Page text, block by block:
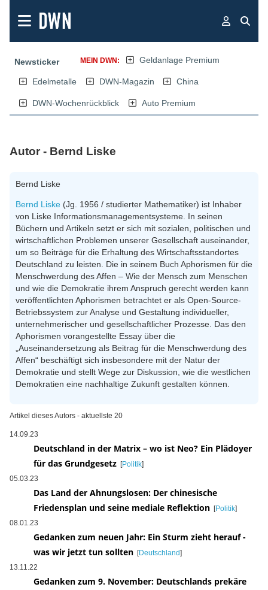
Newsticker MEIN DWN: Geldanlage Premium
Edelmetalle DWN-Magazin China
DWN-Wochenrückblick Auto Premium
Autor - Bernd Liske
Bernd Liske
Bernd Liske (Jg. 1956 / studierter Mathematiker) ist Inhaber
von Liske Informationsmanagementsysteme. In seinen
Büchern und Artikeln setzt er sich mit sozialen, politischen und
wirtschaftlichen Problemen unserer Gesellschaft auseinander,
um so Beiträge für die Erhaltung des Wirtschaftsstandortes
Deutschland zu leisten. Die in seinem Buch Aphorismen für die
Menschwerdung des Affen – Wie der Mensch zum Menschen
und wie die Demokratie ihrem Anspruch gerecht werden kann
veröffentlichten Aphorismen betrachtet er als Open-Source-
Betriebssystem zur Analyse und Gestaltung individueller,
unternehmerischer und gesellschaftlicher Prozesse. Das den
Aphorismen vorangestellte Essay über die
„Auseinandersetzung als Beitrag für die Menschwerdung des
Affen“ beschäftigt sich insbesondere mit der Natur der
Demokratie und stellt Wege zur Diskussion, wie die westlichen
Demokratien eine nachhaltige Zukunft gestalten können.
Artikel dieses Autors - aktuellste 20
14.09.23
Deutschland in der Matrix – wo ist Neo? Ein Plädoyer
für das Grundgesetz[Politik]
05.03.23
Das Land der Ahnungslosen: Der chinesische
Friedensplan und seine mediale Reflektion[Politik]
08.01.23
Gedanken zum neuen Jahr: Ein Sturm zieht herauf -
was wir jetzt tun sollten[Deutschland]
13.11.22
Gedanken zum 9. November: Deutschlands prekäre